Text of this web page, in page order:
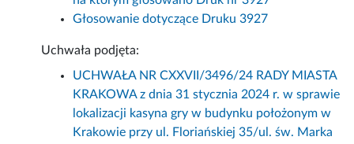
Głosowanie dotyczące Druku 3927
Uchwała podjęta:
UCHWAŁA NR CXXVII/3496/24 RADY MIASTA
KRAKOWA z dnia 31 stycznia 2024 r. w sprawie
lokalizacji kasyna gry w budynku położonym w
Krakowie przy ul. Floriańskiej 35/ul. św. Marka